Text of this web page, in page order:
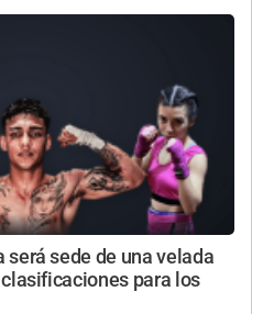
será sede de una velada
para los